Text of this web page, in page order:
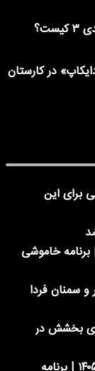
در کارستان
و ۹۸۵ هزار تومانی برای این
قطعی برق مشهد روز شنبه ۱۷ مرداد ۱۴۰۵ | برنامه خاموشی
سمنان فردا
بخشش در